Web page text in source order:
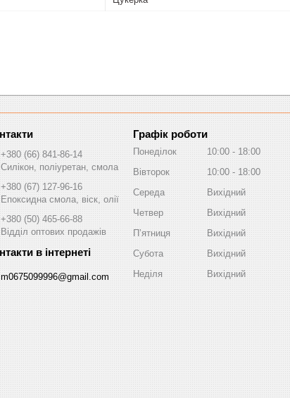
+380 (66) 841-86-14
Силікон, поліуретан, смола
+380 (67) 127-96-16
Епоксидна смола, віск, олії
+380 (50) 465-66-88
Відділ оптових продажів
m0675099996@gmail.com
Графік роботи
Понеділок 10:00
18:00
Вівторок
10:00
18:00
Середа
Вихідний
Четвер
Вихідний
Пʼятниця
Вихідний
Субота
Вихідний
Неділя
Вихідний